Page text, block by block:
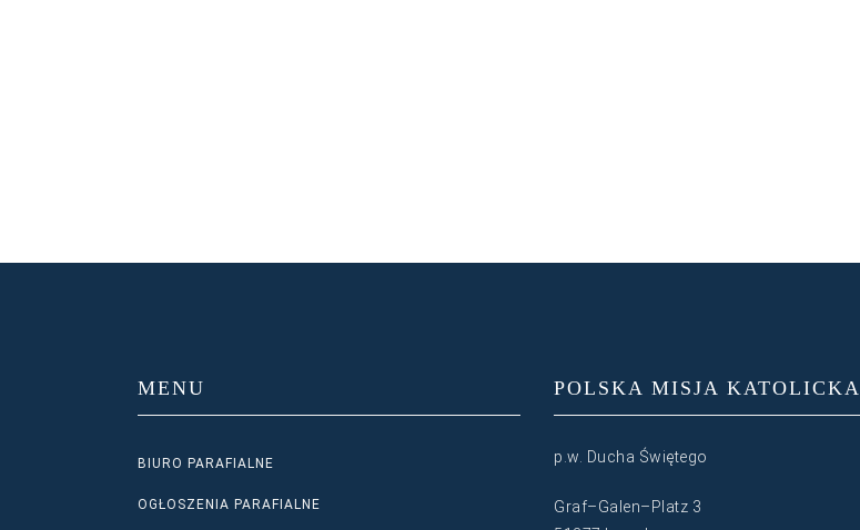
MENU
BIURO PARAFIALNE
OGŁOSZENIA PARAFIALNE
POLSKA MISJA KATOLICKA
p.w. Ducha Świętego
Graf–Galen–Platz 3